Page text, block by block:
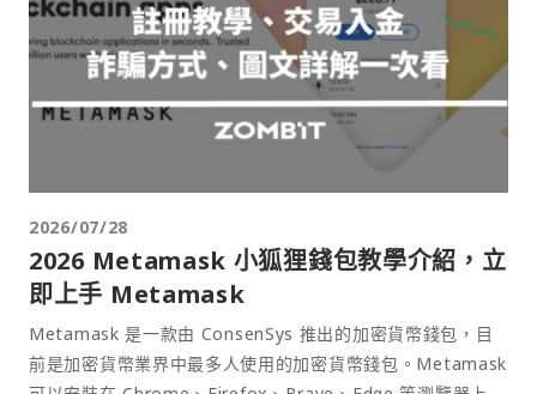
2026/07/28
2026 Metamask 小狐狸錢包教學介紹，立
即上手 Metamask
Metamask 是一款由 ConsenSys 推出的加密貨幣錢包，目
前是加密貨幣業界中最多人使用的加密貨幣錢包。Metamask